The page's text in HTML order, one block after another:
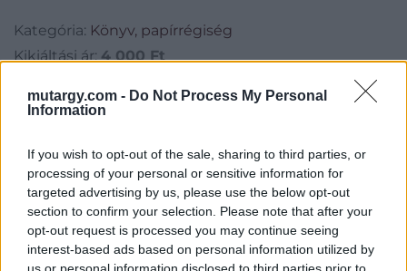
mutargy.com - Do Not Process My Personal
Information
If you wish to opt-out of the sale, sharing to third parties, or
processing of your personal or sensitive information for
targeted advertising by us, please use the below opt-out
section to confirm your selection. Please note that after your
opt-out request is processed you may continue seeing
interest-based ads based on personal information utilized by
Kategória: Könyv, papírrégiség
Kikiáltási ár:4 000Ft
Aukció adatai
Aukció dátuma: 2022.10.02
Aukció ideje: 16:00
Aukció helye: aukcio.net
Tételszám: 144